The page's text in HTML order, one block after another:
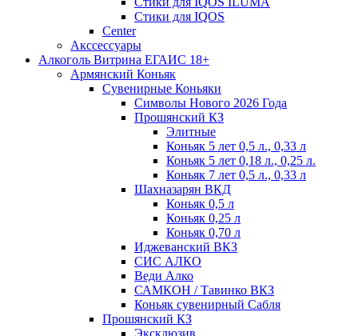
Стики для IQOS
Сenter
Акссессуары
Алкоголь Витрина ЕГАИС 18+
Армянский Коньяк
Сувенирные Коньяки
Символы Нового 2026 Года
Прошянский КЗ
Элитные
Коньяк 5 лет 0,5 л., 0,33 л
Коньяк 5 лет 0,18 л., 0,25 л.
Коньяк 7 лет 0,5 л., 0,33 л
Шахназарян ВКД
Коньяк 0,5 л
Коньяк 0,25 л
Коньяк 0,70 л
Иджеванский ВКЗ
СИС АЛКО
Веди Алко
САМКОН / Тавинко ВКЗ
Коньяк сувенирный Сабля
Прошянский КЗ
Эксклюзив